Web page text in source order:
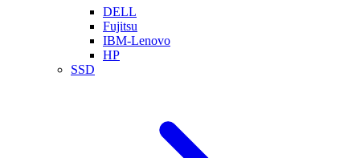
DELL
Fujitsu
IBM-Lenovo
HP
SSD